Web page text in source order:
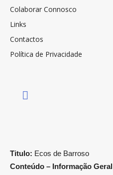
Colaborar Connosco
Links
Contactos
Política de Privacidade
Titulo: Ecos de Barroso
Conteúdo – Informação Geral